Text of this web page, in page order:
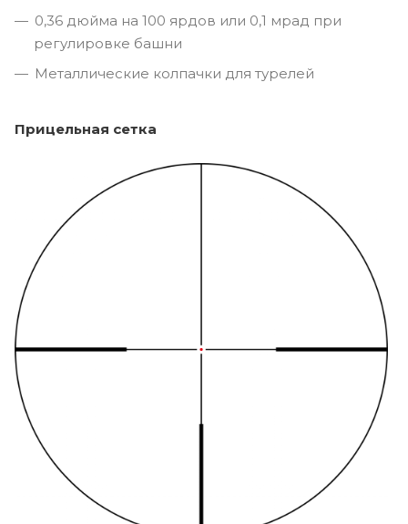
0,36 дюйма на 100 ярдов или 0,1 мрад при
регулировке башни
Металлические колпачки для турелей
Прицельная сетка